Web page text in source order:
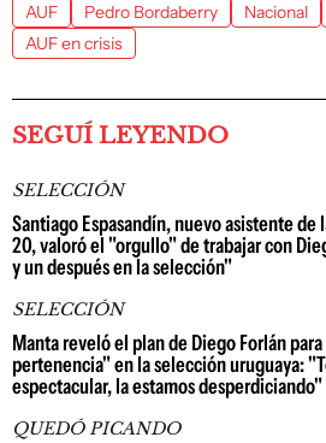
AUF Pedro Bordaberry Nacional
AUF en crisis
SEGUÍ LEYENDO
SELECCIÓN
Santiago Espasandín, nuevo asistente de
20, valoró el "orgullo" de trabajar con
y un después en la selección"
SELECCIÓN
Manta reveló el plan de Diego Forlán
pertenencia" en la selección uruguaya:
espectacular, la estamos desperdiciando"
QUEDÓ PICANDO